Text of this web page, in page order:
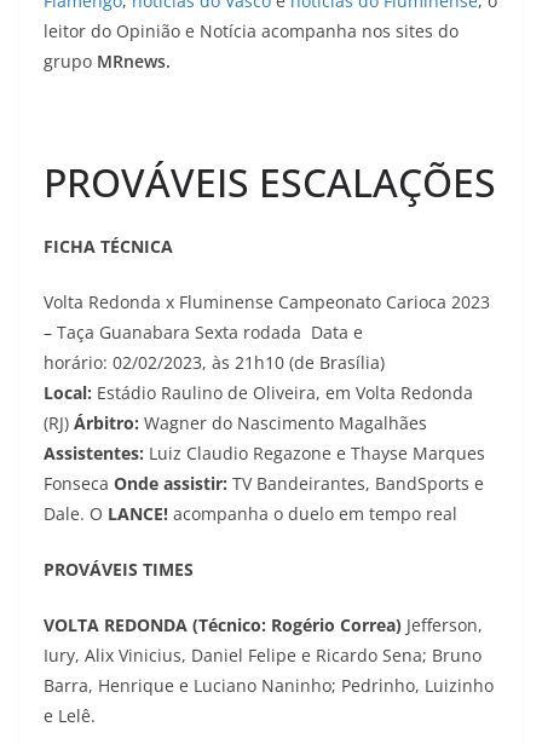
leitor do Opinião e Notícia acompanha nos sites do
grupo MRnews.
PROVÁVEIS ESCALAÇÕES
FICHA TÉCNICA
Volta Redonda x Fluminense Campeonato Carioca 2023
– Taça Guanabara Sexta rodada ​ Data e
horário: 02/02/2023, às 21h10 (de Brasília)
Local: Estádio Raulino de Oliveira, em Volta Redonda
(RJ) Árbitro: Wagner do Nascimento Magalhães
Assistentes: Luiz Claudio Regazone e Thayse Marques
Fonseca Onde assistir: TV Bandeirantes, BandSports e
Dale. O LANCE! acompanha o duelo em tempo real
PROVÁVEIS TIMES
VOLTA REDONDA (Técnico: Rogério Correa) Jefferson,
Iury, Alix Vinicius, Daniel Felipe e Ricardo Sena; Bruno
Barra, Henrique e Luciano Naninho; Pedrinho, Luizinho
e Lelê.